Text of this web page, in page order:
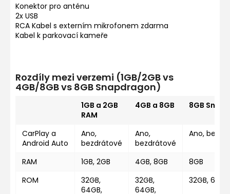
Konektor pro anténu
2x USB
RCA Kabel s externím mikrofonem zdarma
Kabel k parkovací kameře
Rozdíly mezi verzemi (1GB/2GB vs
4GB/8GB vs 8GB Snapdragon)
1GB a 2GB
RAM
4GB a 8GB 8GB
CarPlay a
Android Auto
Ano,
bezdrátové
Ano,
bezdrátové
Ano,
RAM 1GB, 2GB 4GB, 8GB
8GB
ROM
32GB,
64GB,
32GB,
64GB,
32GB,